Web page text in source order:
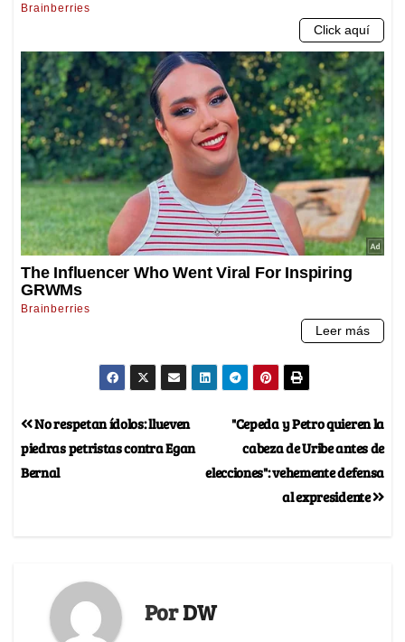
"Cepeda y Petro quieren la
cabeza de Uribe antes de
elecciones": vehemente defensa
al expresidente
No respetan ídolos: llueven
piedras petristas contra Egan
Bernal
PorDW